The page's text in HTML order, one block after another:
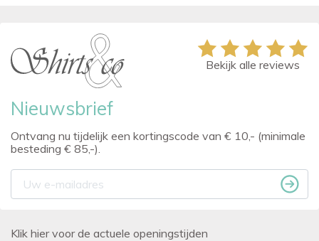
Nieuwsbrief
Ontvang nu tijdelijk een kortingscode van € 10,- (minimale
besteding € 85,-).
Bekijk alle reviews
Klik hier voor de actuele openingstijden